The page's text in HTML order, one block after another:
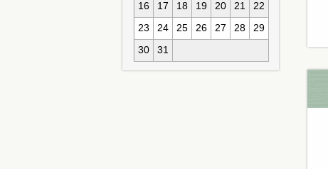
16 17 18 19 20 21 22
23 24 25 26 27 28 29
30 31